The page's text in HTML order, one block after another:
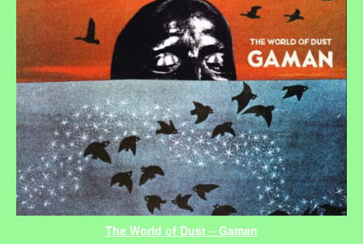
The World of Dust – Gaman